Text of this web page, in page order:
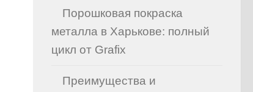
Порошковая покраска
металла в Харькове: полный
цикл от Grafix
Преимущества и